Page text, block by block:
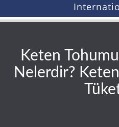
Keten
Nelerdir?